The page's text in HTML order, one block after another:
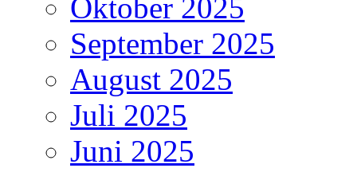
Oktober 2025
September 2025
August 2025
Juli 2025
Juni 2025